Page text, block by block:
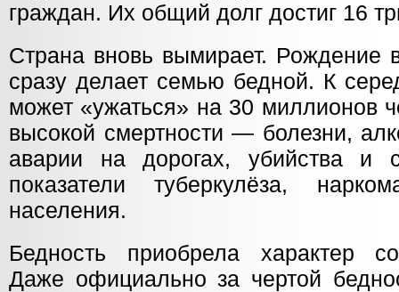
граждан. Их общий долг достиг 16
Страна вновь вымирает. Рождение
сразу делает семью бедной. К
может «ужаться» на 30 миллионов
высокой смертности — болезни,
аварии на дорогах, убийства и
показатели туберкулёза,
населения.
Бедность приобрела характер
Даже официально за чертой